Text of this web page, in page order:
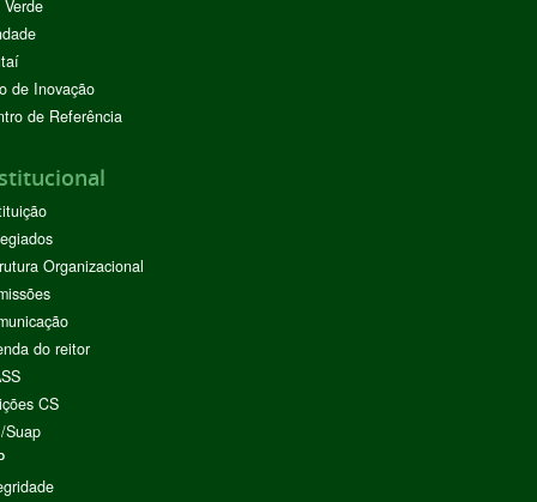
de Inovação
de Referência
Organizacional
do reitor
CS
Suap